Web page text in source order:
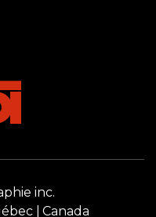
inc.
Canada